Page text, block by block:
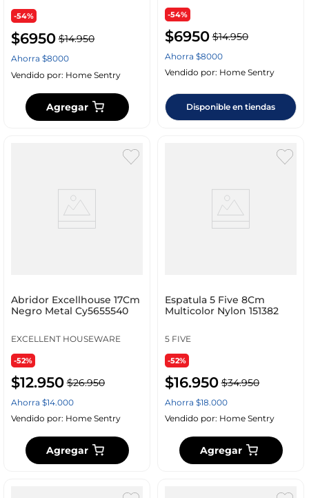
-54%
$6950 $14.950
Ahorra $8000
Vendido por: Home Sentry
Agregar
-54%
$6950 $14.950
Ahorra $8000
Vendido por: Home Sentry
Disponible en tiendas
Abridor Excellhouse 17Cm
Negro Metal Cy5655540
EXCELLENT HOUSEWARE
-52%
$12.950 $26.950
Ahorra $14.000
Vendido por: Home Sentry
Agregar
Espatula 5 Five 8Cm
Multicolor Nylon 151382
5 FIVE
-52%
$16.950 $34.950
Ahorra $18.000
Vendido por: Home Sentry
Agregar